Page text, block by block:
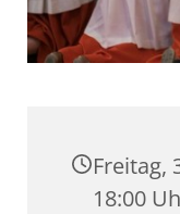
Freitag,
18:00